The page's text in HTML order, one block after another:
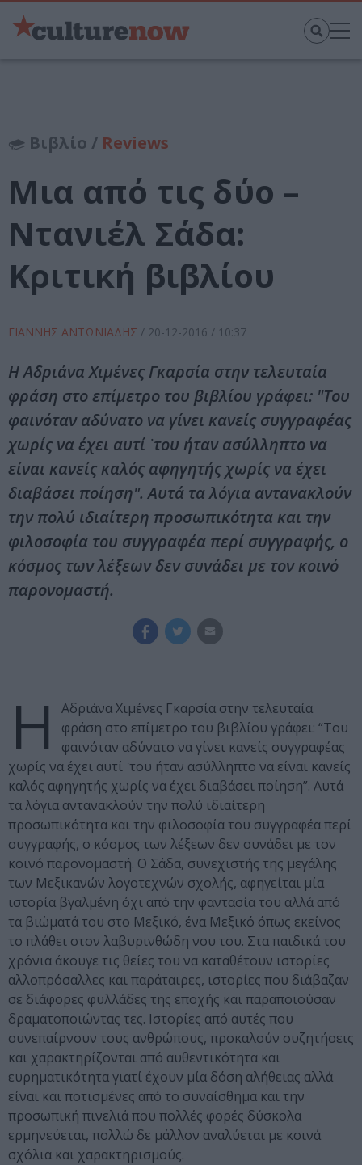
Βιβλίο / Reviews
Μια από τις δύο –
Ντανιέλ Σάδα:
Κριτική βιβλίου
ΓΙΑΝΝΗΣ ΑΝΤΩΝΙΑΔΗΣ / 20-12-2016 / 10:37
Η Αδριάνα Χιμένες Γκαρσία στην τελευταία
φράση στο επίμετρο του βιβλίου γράφει: "Του
φαινόταν αδύνατο να γίνει κανείς συγγραφέας
χωρίς να έχει αυτί ͘ του ήταν ασύλληπτο να
είναι κανείς καλός αφηγητής χωρίς να έχει
διαβάσει ποίηση". Αυτά τα λόγια αντανακλούν
την πολύ ιδιαίτερη προσωπικότητα και την
φιλοσοφία του συγγραφέα περί συγγραφής, ο
κόσμος των λέξεων δεν συνάδει με τον κοινό
παρονομαστή.
Η
Αδριάνα Χιμένες Γκαρσία στην τελευταία
φράση στο επίμετρο του βιβλίου γράφει: “Του
φαινόταν αδύνατο να γίνει κανείς συγγραφέας
χωρίς να έχει αυτί ͘ του ήταν ασύλληπτο να είναι κανείς
καλός αφηγητής χωρίς να έχει διαβάσει ποίηση”. Αυτά
τα λόγια αντανακλούν την πολύ ιδιαίτερη
προσωπικότητα και την φιλοσοφία του συγγραφέα περί
συγγραφής, ο κόσμος των λέξεων δεν συνάδει με τον
κοινό παρονομαστή. Ο Σάδα, συνεχιστής της μεγάλης
των Μεξικανών λογοτεχνών σχολής, αφηγείται μία
ιστορία βγαλμένη όχι από την φαντασία του αλλά από
τα βιώματά του στο Μεξικό, ένα Μεξικό όπως εκείνος
το πλάθει στον λαβυρινθώδη νου του. Στα παιδικά του
χρόνια άκουγε τις θείες του να καταθέτουν ιστορίες
αλλοπρόσαλλες και παράταιρες, ιστορίες που διάβαζαν
σε διάφορες φυλλάδες της εποχής και παραποιούσαν
δραματοποιώντας τες. Ιστορίες από αυτές που
συνεπαίρνουν τους ανθρώπους, προκαλούν συζητήσεις
και χαρακτηρίζονται από αυθεντικότητα και
ευρηματικότητα γιατί έχουν μία δόση αλήθειας αλλά
είναι και ποτισμένες από το συναίσθημα και την
προσωπική πινελιά που πολλές φορές δύσκολα
ερμηνεύεται, πολλώ δε μάλλον αναλύεται με κοινά
σχόλια και χαρακτηρισμούς.